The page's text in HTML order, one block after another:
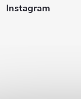
Instagram